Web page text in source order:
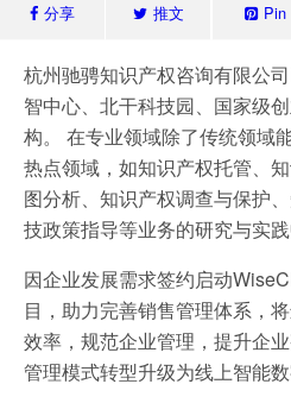
分享 推文 Pin
杭州驰骋知识产权咨询有限公
智中心、北干科技园、国家级
构。 在专业领域除了传统领域
热点领域，如知识产权托管、
图分析、知识产权调查与保护
技政策指导等业务的研究与实
因企业发展需求签约启动
目，助力完善销售管理体系，
效率，规范企业管理，提升企
管理模式转型升级为线上智能数